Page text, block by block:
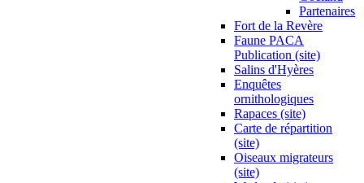
Partenaires
Fort de la Revère
Faune PACA
Publication (site)
Salins d'Hyères
Enquêtes
ornithologiques
Rapaces (site)
Carte de répartition
(site)
Oiseaux migrateurs
(site)